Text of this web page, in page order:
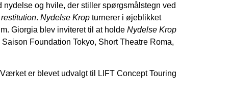
og hvile, der stiller spørgsmålstegn ved
. Nydelse Krop turnerer i øjeblikket
Giorgia blev inviteret til at holde Nydelse Krop
Foundation Tokyo, Short Theatre Roma,
er blevet udvalgt til LIFT Concept Touring